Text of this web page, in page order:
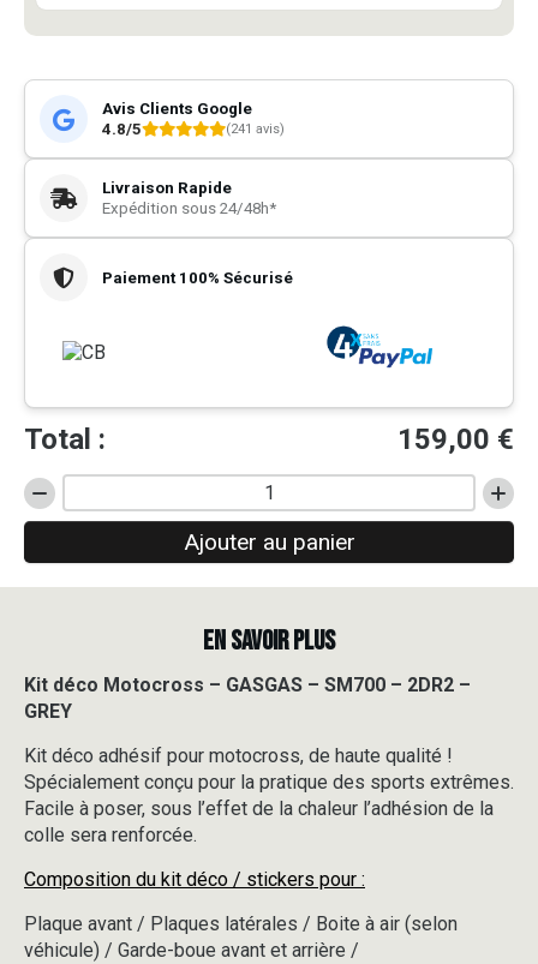
Avis Clients Google
4.8/5
(241 avis)
Livraison Rapide
Expédition sous 24/48h*
Paiement 100% Sécurisé
Total : 159,00 €
quantité
de
Motocross
SM700
-
-
GREY
Ajouter au panier
EN SAVOIR PLUS
Kit déco Motocross – GASGAS – SM700 – 2DR2 –
GREY
Kit déco adhésif pour motocross, de haute qualité !
Spécialement conçu pour la pratique des sports extrêmes.
Facile à poser, sous l’effet de la chaleur l’adhésion de la
colle sera renforcée.
Composition du kit déco / stickers pour :
Plaque avant / Plaques latérales / Boite à air (selon
véhicule) / Garde-boue avant et arrière /